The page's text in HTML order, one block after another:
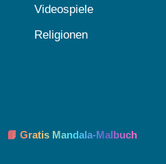
Videospiele
Religionen
📘 Gratis Mandala-Malbuch